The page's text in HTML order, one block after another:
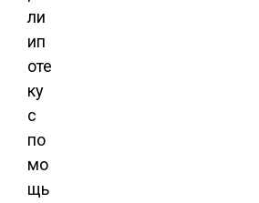
ли
ип
оте
ку
с
по
мо
щь